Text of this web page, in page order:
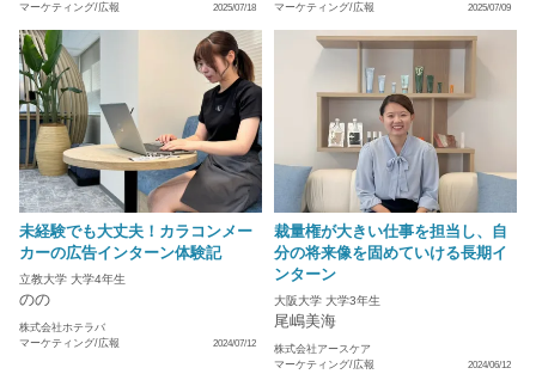
マーケティング/広報
2025/07/18
マーケティング/広報
2025/07/09
未経験でも大丈夫！カラコンメー
カーの広告インターン体験記
立教大学 大学4年生
のの
株式会社ホテラバ
マーケティング/広報
2024/07/12
裁量権が大きい仕事を担当し、自
分の将来像を固めていける長期イ
ンターン
大阪大学 大学3年生
尾嶋美海
株式会社アースケア
マーケティング/広報
2024/06/12